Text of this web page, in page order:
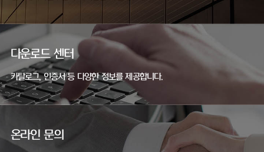
다운로드 센터
카탈로그, 인증서 등 다양한 정보를 제공합니다.
온라인 문의